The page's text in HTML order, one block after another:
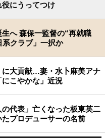
にうってつけ
へ 森保一監督の“再就職
クラブ」一択か
に大貢献…妻・水卜麻美アナ
こやかな」近況
の代表」亡くなった板東英二
プロデューサーの名前